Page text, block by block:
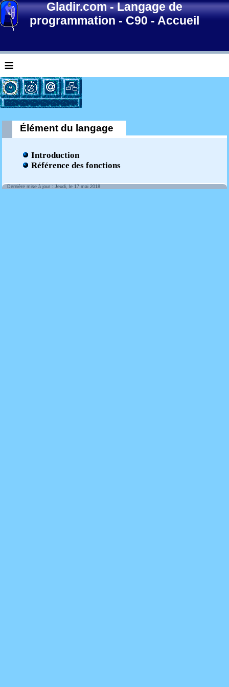
Gladir.com-Langage de
programmation - C90 - Accueil
≡
Élément du langage
Introduction
Référence des fonctions
Dernière mise à jour : Jeudi, le 17 mai 2018